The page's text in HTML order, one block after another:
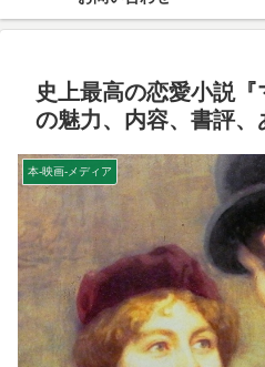
史上最高の恋愛小説『
の魅力、内容、書評、
本-映画-メディア